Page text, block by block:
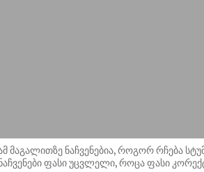
მაგალითზე ნაჩვენებია, როგორ რჩება
ფასი უცვლელი, როცა ფასი